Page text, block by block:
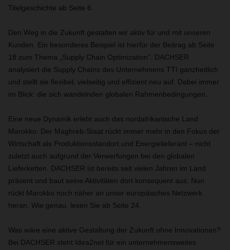
Titelgeschichte ab Seite 6.
Den Weg in die Zukunft gestalten wir aktiv für und mit unseren
Kunden. Ein besonderes Beispiel ist hierfür der Beitrag ab Seite
18 zum Thema „Supply Chain Optimization“. DACHSER
analysiert die Supply Chains des Unternehmens TTI ganzheitlich
und stellt sie flexibel, vielseitig und effizient neu auf. Dabei immer
im Blick: die sich wandelnden globalen Rahmenbedingungen.
Eine neue Dynamik erlebt auch das nordafrikanische Land
Marokko. Der Maghreb-Staat rückt immer mehr in den Fokus der
Wirtschaft als Produktionsstandort und Energielieferant – nicht
zuletzt auch aufgrund der Verwerfungen bei den globalen
Lieferketten. DACHSER ist bereits seit vielen Jahren im Land
präsent und baut seine Aktivitäten dort konsequent aus. Nun
rückt Marokko noch näher an unser europäisches Netzwerk
heran. Wie genau, lesen Sie ab Seite 24.
Was wäre eine aktive Gestaltung der Zukunft ohne Innovationen?
Bei DACHSER steht Idea2net für ein unternehmensweites